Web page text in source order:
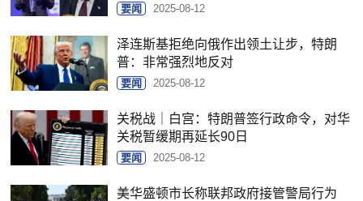
要闻 2025-08-12
泽连斯基拒绝向俄作出领土让步，特朗
普：非常强烈地反对
要闻 2025-08-12
关税战｜白宫：特朗普签行政命令，对华
关税暂缓期再延长90日
要闻 2025-08-12
美华盛顿市长称联邦政府接管警局行为